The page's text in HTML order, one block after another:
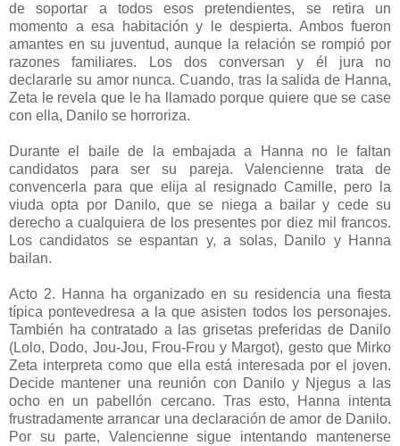
de soportar a todos esos pretendientes, se retira un
momento a esa habitación y le despierta. Ambos fueron
amantes en su juventud, aunque la relación se rompió por
razones familiares. Los dos conversan y él jura no
declararle su amor nunca. Cuando, tras la salida de Hanna,
Zeta le revela que le ha llamado porque quiere que se case
con ella, Danilo se horroriza.
Durante el baile de la embajada a Hanna no le faltan
candidatos para ser su pareja. Valencienne trata de
convencerla para que elija al resignado Camille, pero la
viuda opta por Danilo, que se niega a bailar y cede su
derecho a cualquiera de los presentes por diez mil francos.
Los candidatos se espantan y, a solas, Danilo y Hanna
bailan.
Acto 2. Hanna ha organizado en su residencia una fiesta
típica pontevedresa a la que asisten todos los personajes.
También ha contratado a las grisetas preferidas de Danilo
(Lolo, Dodo, Jou-Jou, Frou-Frou y Margot), gesto que Mirko
Zeta interpreta como que ella está interesada por el joven.
Decide mantener una reunión con Danilo y Njegus a las
ocho en un pabellón cercano. Tras esto, Hanna intenta
frustradamente arrancar una declaración de amor de Danilo.
Por su parte, Valencienne sigue intentando mantenerse